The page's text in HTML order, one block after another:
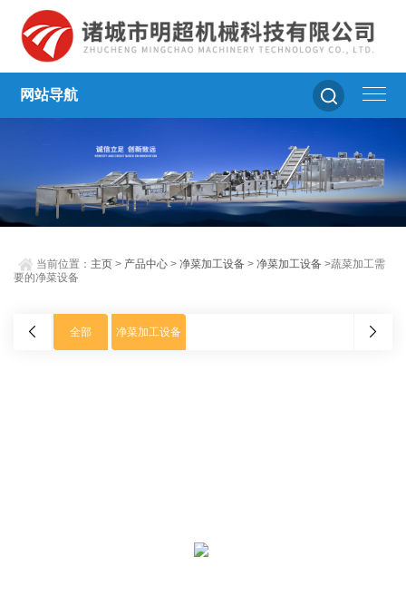
网站导航
当前位置： 主页 > 产品中心 >净菜加工设备 >净菜加工设备 >蔬菜加工需
要的净菜设备
全部 净菜加工设备